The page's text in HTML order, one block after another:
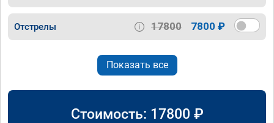
Отстрелы 17800 7800 ₽
Показать все
Стоимость: 17800 ₽